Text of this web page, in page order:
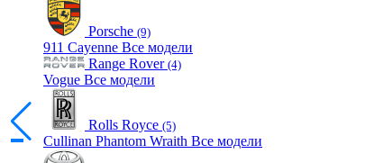
Porsche (9)
911 Cayenne Все модели
Range Rover (4)
Vogue Все модели
Rolls Royce (5)
Cullinan Phantom Wraith Все модели